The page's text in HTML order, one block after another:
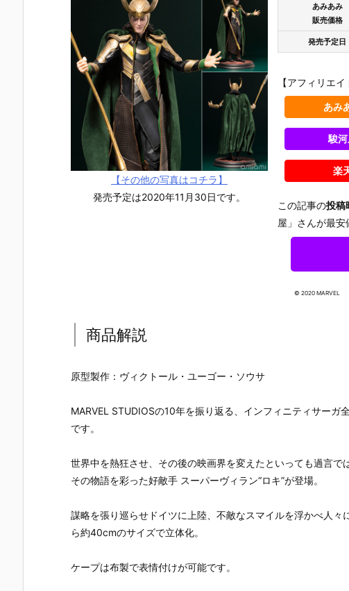
【その他の写真はコチラ】
発売予定は2020年11月30日です。
あみあみ
販売価格
発売予定日
【アフィリエ
あみ
駿
楽
この記事の投稿
屋」さんが最安
© 2020 MARVEL
商品解説
原型製作：ヴィクトール・ユーゴー・ソウサ
MARVEL STUDIOSの10年を振り返る、インフィニティサー
です。
世界中を熱狂させ、その後の映画界を変えたといっても過言で
その物語を彩った好敵手 スーパーヴィラン“ロキ”が登場。
謀略を張り巡らせドイツに上陸、不敵なスマイルを浮かべ人
ら約40cmのサイズで立体化。
ケープは布製で表情付けが可能です。
動フィギュア
ンダムSEED
DESTINY】
ラ・ヤマト
首長国パイロ
ットスーツVe
【バンダイ】
より2026年1
2月発売予定♪
RIKE FREED
M RENEWA
L/ストライク
フィギュア予
約【バンダ
イ】より202
予定♪
SHELL 可動フ
【バンダイ】
より2027年1
ュ
ン